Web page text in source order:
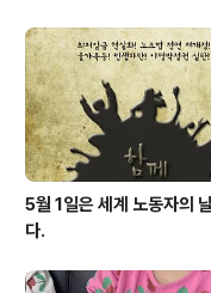
5월 1일은 세계 노동자의
다.